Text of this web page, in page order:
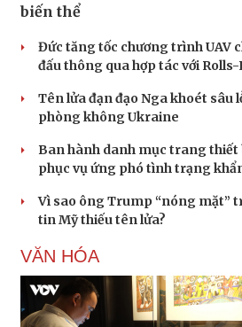
biến thể
Đức tăng tốc chương trình UAV
đấu thông qua hợp tác với Rolls-
Tên lửa đạn đạo Nga khoét sâu
phòng không Ukraine
Ban hành danh mục trang thiết
phục vụ ứng phó tình trạng
Vì sao ông Trump “nóng mặt”
tin Mỹ thiếu tên lửa?
VĂN HÓA